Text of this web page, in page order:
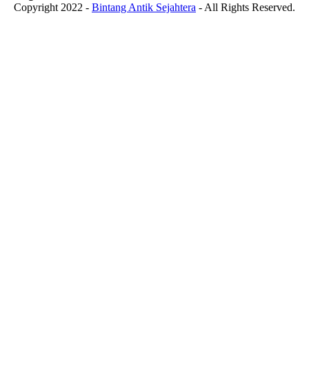
Copyright 2022 - Bintang Antik Sejahtera - All Rights Reserved.